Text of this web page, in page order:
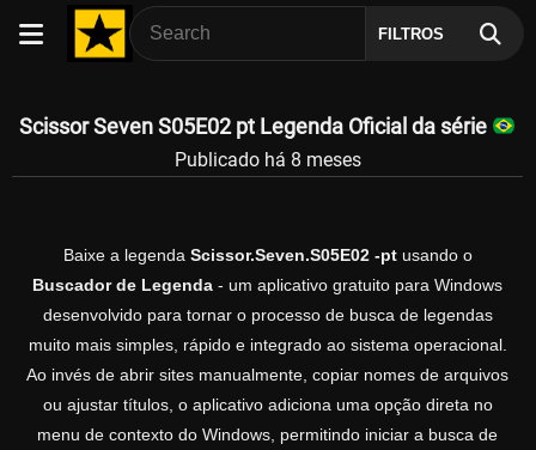
FILTROS
Scissor Seven S05E02 pt Legenda Oficial da série
Publicado há 8 meses
Baixe a legenda Scissor.Seven.S05E02 -ptusando o
Buscador de Legenda - um aplicativo gratuito para Windows
desenvolvido para tornar o processo de busca de legendas
muito mais simples, rápido e integrado ao sistema operacional.
Ao invés de abrir sites manualmente, copiar nomes de arquivos
ou ajustar títulos, o aplicativo adiciona uma opção direta no
menu de contexto do Windows, permitindo iniciar a busca de